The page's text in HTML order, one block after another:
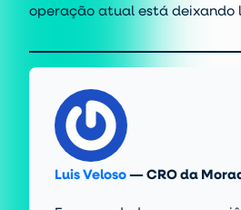
operação atual está deixando
Luis Veloso— CRO da